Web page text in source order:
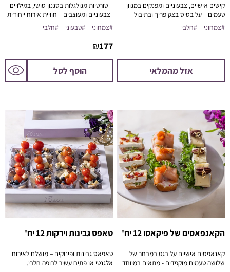
קישים אישיים, צבעוניים ומפנקים במגוון
טעמים – על בסיס בצק פריך ובתיבול
מדויק.
#צמחוני #חלבי
אזל מהמלאי
טורטיות מגולגלות בסגנון סושי, במילויים
צבעוניים ומעוצבים – חוויית אירוח ייחודית
וקלה להגשה.
#צמחוני #טבעוני #חלבי
177
₪
הוסף לסל לדף
המוצר
הקאנפאסים של פיקאסו 12 יח'
קאנאפסים אישיים על בגט במבחר של
שלושה טעמים מוקפדים - מתאים במיוחד
טאפס גבינות וירקות 12 יח'
טאפאס גבינות ופינוקים – מושלם לאירוח
אלגנטי או פתיח עשיר לבופה חלבי.